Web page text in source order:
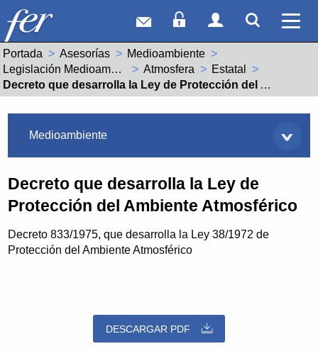
Correo webAcceso Socios
Acceso
Portada Asesorías
Medioambiente
Legislación Medioambiental
Atmosfera
Estatal
Actual:
Decreto que desarrolla la Ley de Protección del Ambiente Atmosférico
Medioambiente
Decreto que desarrolla la Ley de
Protección del Ambiente Atmosférico
Decreto 833/1975, que desarrolla la Ley 38/1972 de
Protección del Ambiente Atmosférico
DESCARGAR PDF